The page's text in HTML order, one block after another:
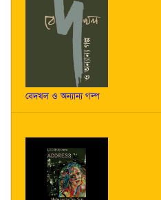
বেদখল ও অন্যান্য গল্প